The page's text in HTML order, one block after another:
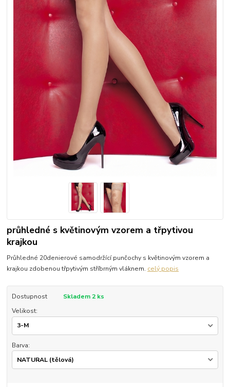
průhledné s květinovým vzorem a třpytivou
krajkou
Průhledné 20denierové samodržící punčochy s květinovým vzorem a
krajkou zdobenou třpytivým stříbrným vláknem. celý popis
Dostupnost
Skladem 2 ks
Velikost:
Barva: